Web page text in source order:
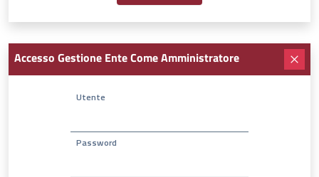
Accesso Gestione Ente Come Amministratore
Utente
Password